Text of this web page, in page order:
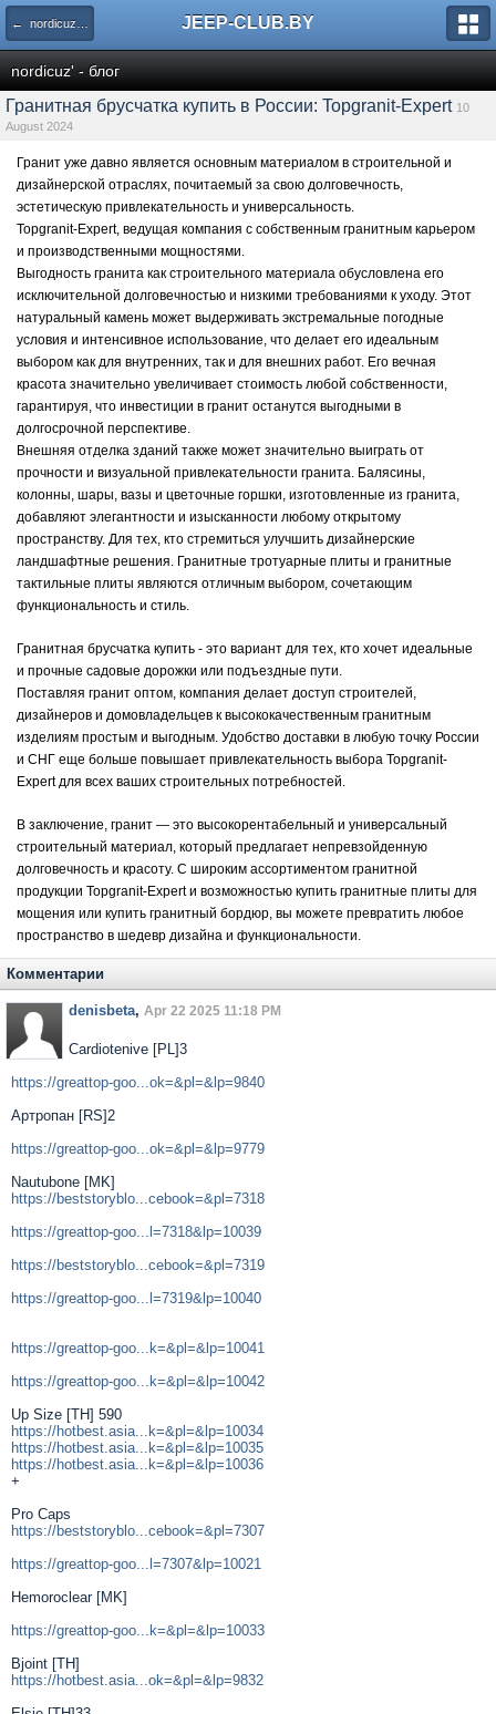
← nordicuz' - блог JEEP-CLUB.BY
nordicuz' - блог
Гранитная брусчатка купить в России: Topgranit-Expert 10
August 2024
Гранит уже давно является основным материалом в строительной и
дизайнерской отраслях, почитаемый за свою долговечность,
эстетическую привлекательность и универсальность.
Topgranit-Expert, ведущая компания с собственным гранитным карьером
и производственными мощностями.
Выгодность гранита как строительного материала обусловлена ​​его
исключительной долговечностью и низкими требованиями к уходу. Этот
натуральный камень может выдерживать экстремальные погодные
условия и интенсивное использование, что делает его идеальным
выбором как для внутренних, так и для внешних работ. Его вечная
красота значительно увеличивает стоимость любой собственности,
гарантируя, что инвестиции в гранит останутся выгодными в
долгосрочной перспективе.
Внешняя отделка зданий также может значительно выиграть от
прочности и визуальной привлекательности гранита. Балясины,
колонны, шары, вазы и цветочные горшки, изготовленные из гранита,
добавляют элегантности и изысканности любому открытому
пространству. Для тех, кто стремиться улучшить дизайнерские
ландшафтные решения. Гранитные тротуарные плиты и гранитные
тактильные плиты являются отличным выбором, сочетающим
функциональность и стиль.
Гранитная брусчатка купить - это вариант для тех, кто хочет идеальные
и прочные садовые дорожки или подъездные пути.
Поставляя гранит оптом, компания делает доступ строителей,
дизайнеров и домовладельцев к высококачественным гранитным
изделиям простым и выгодным. Удобство доставки в любую точку России
и СНГ еще больше повышает привлекательность выбора Topgranit-
Expert для всех ваших строительных потребностей.
В заключение, гранит — это высокорентабельный и универсальный
строительный материал, который предлагает непревзойденную
долговечность и красоту. С широким ассортиментом гранитной
продукции Topgranit-Expert и возможностью купить гранитные плиты для
мощения или купить гранитный бордюр, вы можете превратить любое
пространство в шедевр дизайна и функциональности.
Комментарии
denisbeta, Apr 22 2025 11:18 PM
Cardiotenive [PL]3
https://greattop-goo...ok=&pl=&lp=9840
Артропан [RS]2
https://greattop-goo...ok=&pl=&lp=9779
Nautubone [MK]
https://beststoryblo...cebook=&pl=7318
https://greattop-goo...l=7318&lp=10039
https://beststoryblo...cebook=&pl=7319
https://greattop-goo...l=7319&lp=10040
https://greattop-goo...k=&pl=&lp=10041
https://greattop-goo...k=&pl=&lp=10042
Up Size [TH] 590
https://hotbest.asia...k=&pl=&lp=10034
https://hotbest.asia...k=&pl=&lp=10035
https://hotbest.asia...k=&pl=&lp=10036
+
Pro Caps
https://beststoryblo...cebook=&pl=7307
https://greattop-goo...l=7307&lp=10021
Hemoroclear [MK]
https://greattop-goo...k=&pl=&lp=10033
Bjoint [TH]
https://hotbest.asia...ok=&pl=&lp=9832